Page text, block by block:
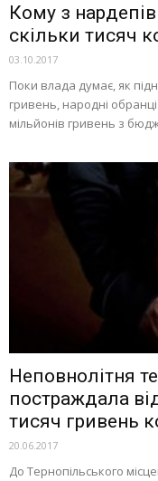
Кому з
скільки тисяч
03.10.2017
Поки влада думає, як
гривень, народні
мільйонів гривень з
Неповнолітня
постраждала
тисяч гривень
20.06.2017
До Тернопільського